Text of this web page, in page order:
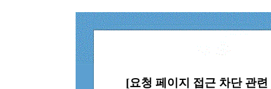
[요청 페이지 접근 차단 관